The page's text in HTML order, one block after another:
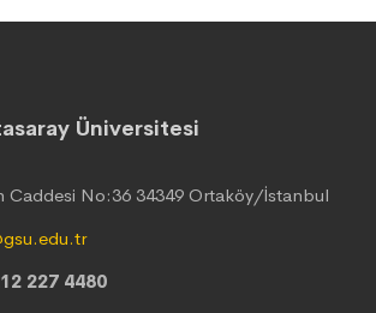
Üniversitesi
Caddesi No:36 34349 Ortaköy/İstanbul
227 4480